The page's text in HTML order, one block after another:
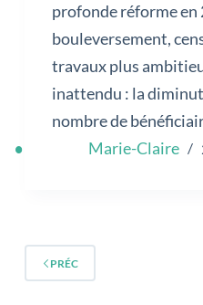
profonde réforme en
bouleversement,
travaux plus
inattendu : la
nombre de
Marie-Claire
PRÉC